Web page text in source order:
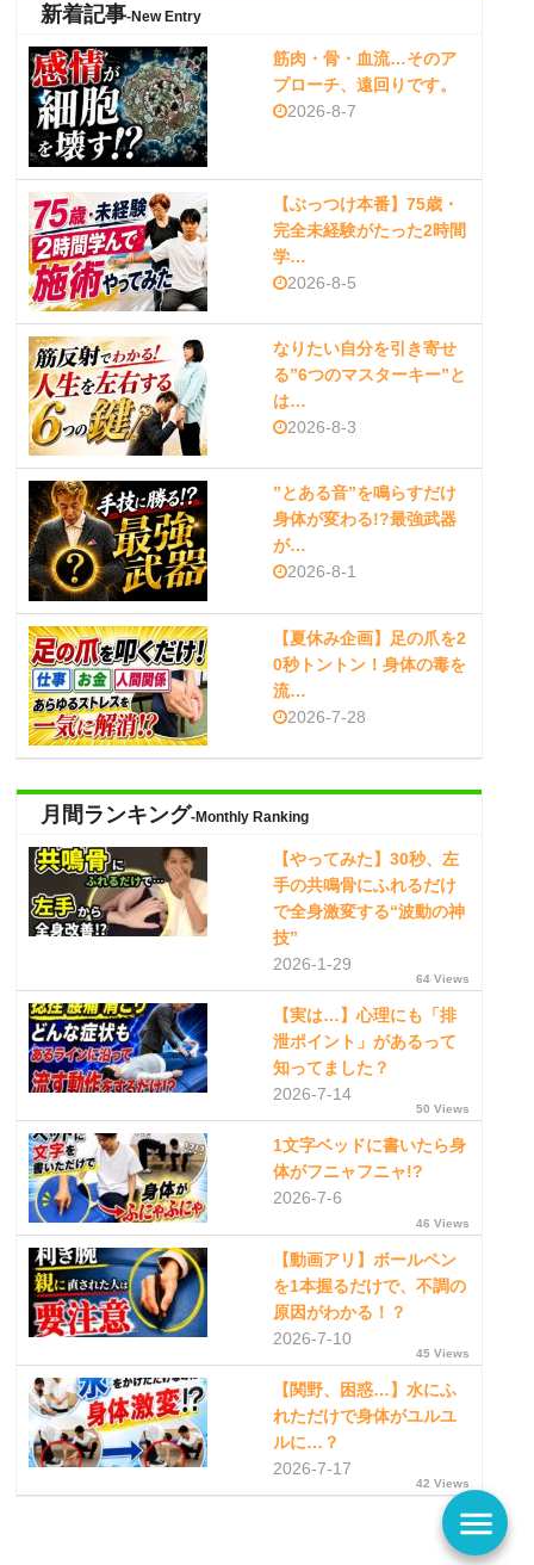
新着記事-New Entry
筋肉・骨・血流…そのア
プローチ、遠回りです。
2026-8-7
【ぶっつけ本番】75歳・
完全未経験がたった2時間
学…
2026-8-5
なりたい自分を引き寄せ
る”6つのマスターキー”と
は…
2026-8-3
”とある音”を鳴らすだけ
身体が変わる!?最強武器
が…
2026-8-1
【夏休み企画】足の爪を2
0秒トントン！身体の毒を
流…
2026-7-28
月間ランキング-Monthly Ranking
【やってみた】30秒、左
手の共鳴骨にふれるだけ
で全身激変する“波動の神
技”
2026-1-29
64 Views
【実は…】心理にも「排
泄ポイント」があるって
知ってました？
2026-7-14
50 Views
1文字ベッドに書いたら身
体がフニャフニャ!?
2026-7-6
46 Views
【動画アリ】ボールペン
を1本握るだけで、不調の
原因がわかる！？
2026-7-10
45 Views
【関野、困惑…】水にふ
れただけで身体がユルユ
ルに…？
2026-7-17
42 Views
menu